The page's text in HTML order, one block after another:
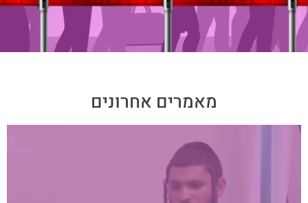
מאמרים אחרונים